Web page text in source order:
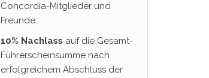
Concordia-Mitglieder und
Freunde:
10% Nachlass auf die Gesamt-
Führerscheinsumme nach
erfolgreichem Abschluss der